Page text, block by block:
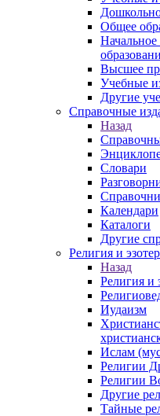
Общее
Начальное
Высшее
Учебные
Другие
Справочные
Назад
Словари
Календари
Каталоги
Другие
Религия и
Назад
Религия и
Иудаизм
Ислам
Религии
Религии
Другие
Тайные